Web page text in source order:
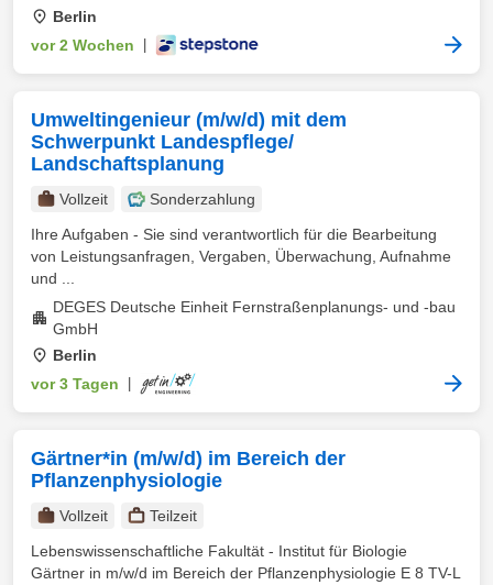
Berlin
vor 2 Wochen
Umweltingenieur (m/w/d) mit dem
Schwerpunkt Landespflege/
Landschaftsplanung
Vollzeit
Sonderzahlung
Ihre Aufgaben - Sie sind verantwortlich für die Bearbeitung
von Leistungsanfragen, Vergaben, Überwachung, Aufnahme
und ...
DEGES Deutsche Einheit Fernstraßenplanungs- und -bau
GmbH
Berlin
vor 3 Tagen
Gärtner*in (m/w/d) im Bereich der
Pflanzenphysiologie
Vollzeit
Teilzeit
Lebenswissenschaftliche Fakultät - Institut für Biologie
Gärtner in m/w/d im Bereich der Pflanzenphysiologie E 8 TV-L